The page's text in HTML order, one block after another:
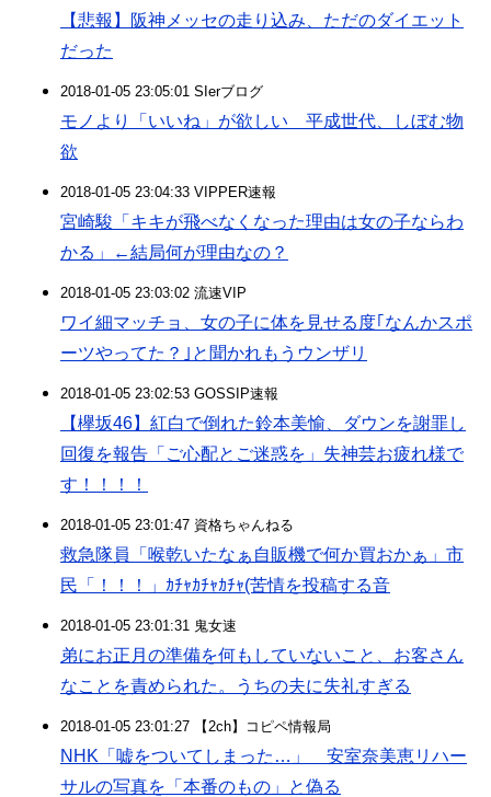
【悲報】阪神メッセの走り込み、ただのダイエット
だった
2018-01-05 23:05:01 SIerブログ
モノより「いいね」が欲しい 平成世代、しぼむ物
欲
2018-01-05 23:04:33 VIPPER速報
宮崎駿「キキが飛べなくなった理由は女の子ならわ
かる」←結局何が理由なの？
2018-01-05 23:03:02 流速VIP
ワイ細マッチョ、女の子に体を見せる度｢なんかスポ
ーツやってた？｣と聞かれもうウンザリ
2018-01-05 23:02:53 GOSSIP速報
【欅坂46】紅白で倒れた鈴本美愉、ダウンを謝罪し
回復を報告「ご心配とご迷惑を」失神芸お疲れ様で
す！！！！
2018-01-05 23:01:47 資格ちゃんねる
救急隊員「喉乾いたなぁ自販機で何か買おかぁ」市
民「！！！」ｶﾁｬｶﾁｬｶﾁｬ(苦情を投稿する音
2018-01-05 23:01:31 鬼女速
弟にお正月の準備を何もしていないこと、お客さん
なことを責められた。うちの夫に失礼すぎる
2018-01-05 23:01:27 【2ch】コピペ情報局
NHK「嘘をついてしまった…」 安室奈美恵リハー
サルの写真を「本番のもの」と偽る